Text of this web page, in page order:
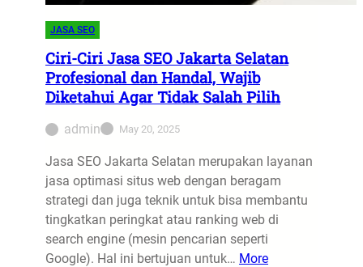
JASA SEO
Ciri-Ciri Jasa SEO Jakarta Selatan
Profesional dan Handal, Wajib
Diketahui Agar Tidak Salah Pilih
admin May 20, 2025
Jasa SEO Jakarta Selatan merupakan layanan
jasa optimasi situs web dengan beragam
strategi dan juga teknik untuk bisa membantu
tingkatkan peringkat atau ranking web di
search engine (mesin pencarian seperti
Google). Hal ini bertujuan untuk… More